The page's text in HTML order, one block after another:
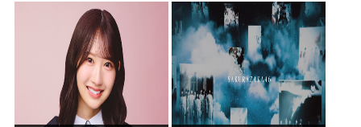
る・・・
きた 堂々と「離婚の法律相談で
す。母の薦めでこちらに参りま
した」と言っているが、...